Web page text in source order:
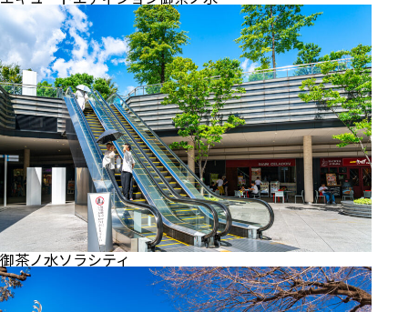
御茶ノ水ソラシティ